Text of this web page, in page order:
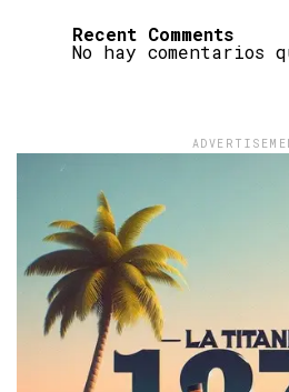
Recent Comments
No hay comentarios